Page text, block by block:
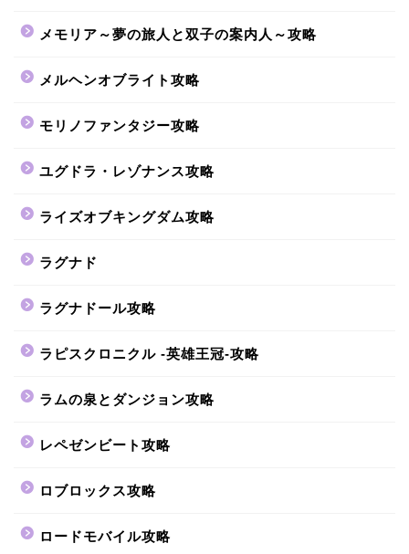
メモリア～夢の旅人と双子の案内人～攻略
メルヘンオブライト攻略
モリノファンタジー攻略
ユグドラ・レゾナンス攻略
ライズオブキングダム攻略
ラグナド
ラグナドール攻略
ラピスクロニクル -英雄王冠-攻略
ラムの泉とダンジョン攻略
レペゼンビート攻略
ロブロックス攻略
ロードモバイル攻略